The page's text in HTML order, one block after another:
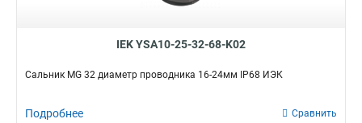
IEK YSA10-25-32-68-K02
Сальник MG 32 диаметр проводника 16-24мм IP68 ИЭК
Подробнее Сравнить